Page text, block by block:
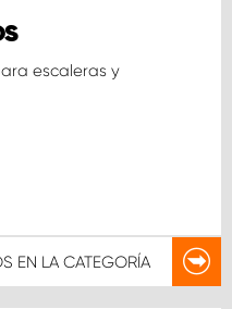
escaleras y
EN LA CATEGORÍA